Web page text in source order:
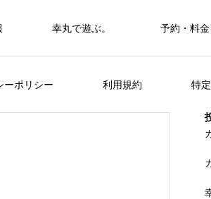
幸丸で遊ぶ。 予約・料
ーポリシー 利用規約 特
筏・カセ